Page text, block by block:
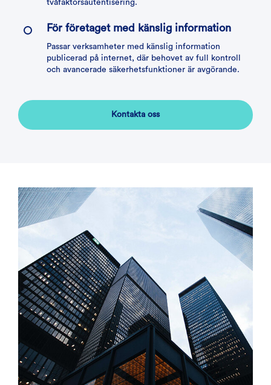
tvåfaktorsautentisering.
För företaget med känslig information
Passar verksamheter med känslig information
publicerad på internet, där behovet av full kontroll
och avancerade säkerhetsfunktioner är avgörande.
Kontakta oss